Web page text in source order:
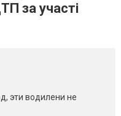
за участі
эти водилени не